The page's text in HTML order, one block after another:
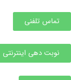
تماس تلفنی
نوبت دهی اینترنتی